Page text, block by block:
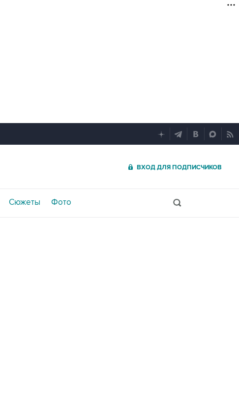
ВХОД ДЛЯ ПОДПИСЧИКОВ
Сюжеты Фото